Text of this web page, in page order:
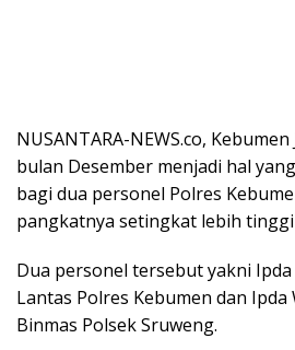
NUSANTARA-NEWS.co,
bulan Desember menjadi hal
bagi dua personel Polres
pangkatnya setingkat lebih
Dua personel tersebut yakni
Lantas Polres Kebumen dan
Binmas Polsek Sruweng.